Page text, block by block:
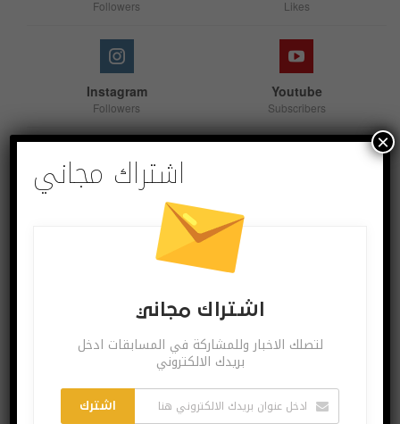
Likes
Followers
Youtube
Subscribers
Instagram
Followers
اشتراك مجاني
اشتراك مجاني
لتصلك الاخبار وللمشاركة في المسابقات ادخل
بريدك الالكتروني
اشترك
×